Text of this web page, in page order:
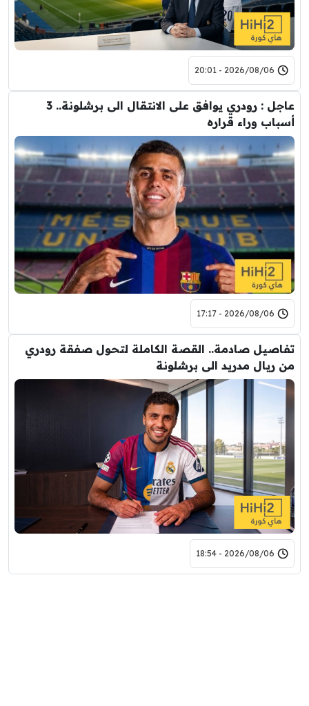
2026/08/06 - 20:01
عاجل : رودري يوافق على الانتقال الى برشلونة.. 3
أسباب وراء قراره
2026/08/06 - 17:17
تفاصيل صادمة.. القصة الكاملة لتحول صفقة رودري
من ريال مدريد الى برشلونة
2026/08/06 - 18:54